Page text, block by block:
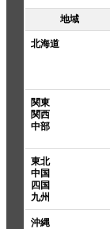
地域
北海道
関東
関西
中部
東北
中国
四国
九州
沖縄